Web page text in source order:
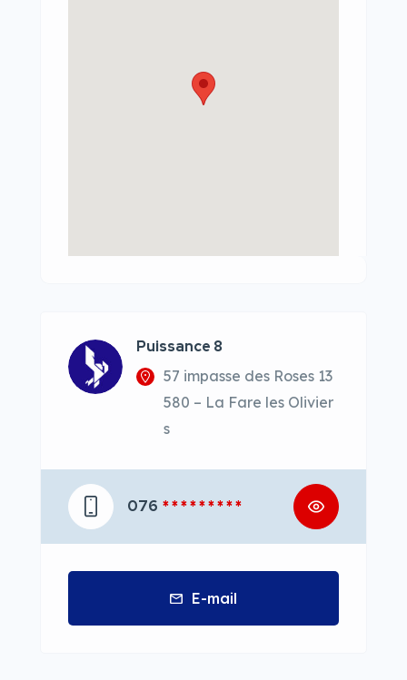
Puissance 8
57 impasse des Roses 13
580 – La Fare les Olivier
s
076 * * * * * * * * *
E-mail